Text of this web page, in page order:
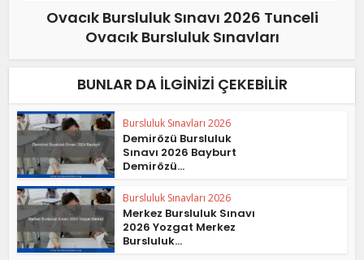
Ovacık Bursluluk Sınavı 2026 Tunceli
Ovacık Bursluluk Sınavları
BUNLAR DA İLGINIZI ÇEKEBILIR
Bursluluk Sınavları 2026
Demirözü Bursluluk
Sınavı 2026 Bayburt
Demirözü...
Bursluluk Sınavları 2026
Merkez Bursluluk Sınavı
2026 Yozgat Merkez
Bursluluk...